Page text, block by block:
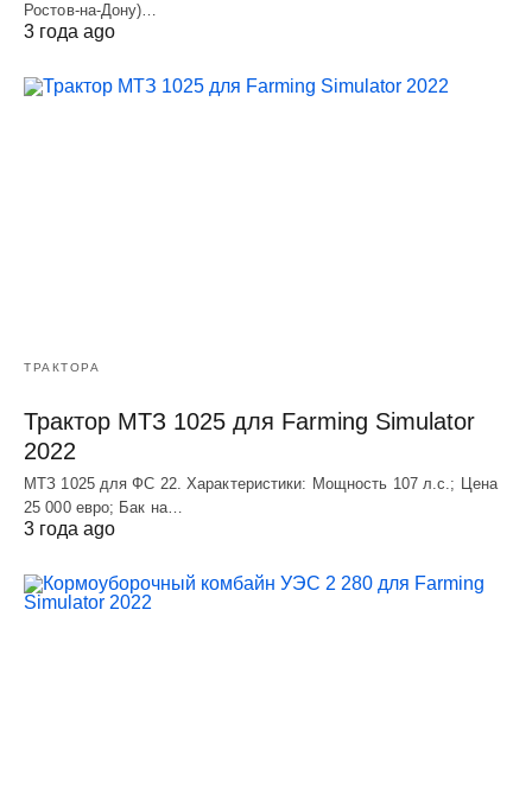
Ростов-на-Дону)…
3 года ago
ТРАКТОРА
Трактор МТЗ 1025 для Farming Simulator
2022
МТЗ 1025 для ФС 22. Характеристики: Мощность 107 л.c.; Цена
25 000 евро; Бак на…
3 года ago